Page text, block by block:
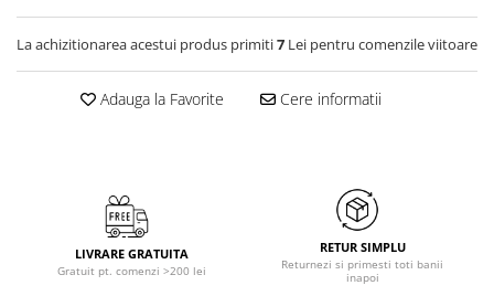
La achizitionarea acestui produs primiti7 Lei pentru comenzile viitoare
Adauga la Favorite Cere informatii
LIVRARE GRATUITA
Gratuit pt. comenzi >200 lei
RETUR SIMPLU
Returnezi si primesti toti banii
inapoi